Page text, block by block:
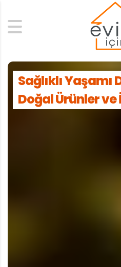
Search
Sağlıklı
Doğal Ürünler ve